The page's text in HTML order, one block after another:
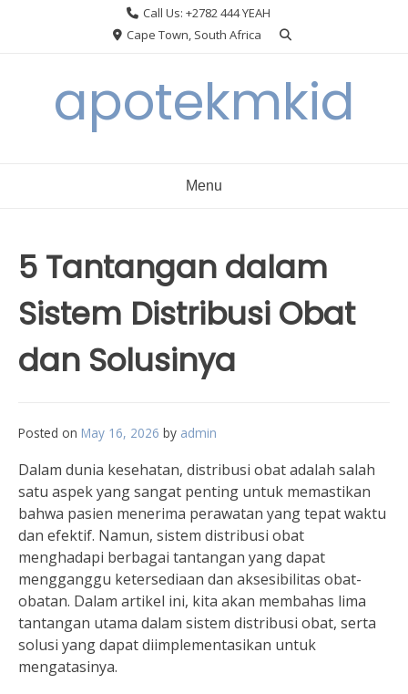
Call Us: +2782 444 YEAH
Cape Town, South Africa
apotekmkid
Menu
5 Tantangan dalam
Sistem Distribusi Obat
dan Solusinya
Posted on May 16, 2026 by admin
Dalam dunia kesehatan, distribusi obat adalah salah
satu aspek yang sangat penting untuk memastikan
bahwa pasien menerima perawatan yang tepat waktu
dan efektif. Namun, sistem distribusi obat
menghadapi berbagai tantangan yang dapat
mengganggu ketersediaan dan aksesibilitas obat-
obatan. Dalam artikel ini, kita akan membahas lima
tantangan utama dalam sistem distribusi obat, serta
solusi yang dapat diimplementasikan untuk
mengatasinya.